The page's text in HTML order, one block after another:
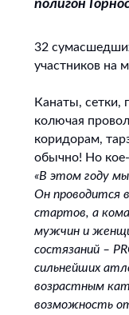
полигон
32
участников на
Канаты, сетки,
колючая
коридорам,
обычно! Но кое-
«В этом году
Он проводится
стартов, а
мужчин и
состязаний –
сильнейших
возрастным
возможность